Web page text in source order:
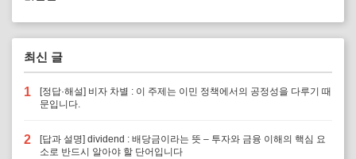
최신 글
1
[정답·해설] 비자 차별 : 이 주제는 이민 정책에서의 공정성을 다루기 때
문입니다.
2
[답과 설명] dividend : 배당금이라는 뜻 – 투자와 금융 이해의 핵심 요
소로 반드시 알아야 할 단어입니다